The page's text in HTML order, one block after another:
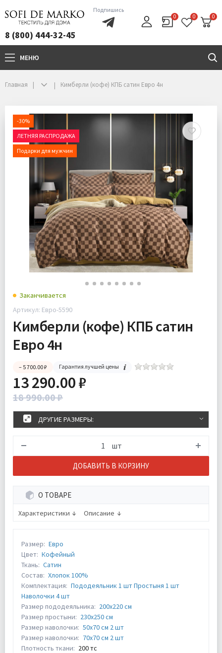
8 (800) 444-32-45
Подпишись
0 0 0
МЕНЮ
Главная Кимберли (кофе) КПБ сатин Евро 4н
-30%
ЛЕТНЯЯ РАСПРОДАЖА
Подарки для мужчин
Заканчивается
Артикул: Евро-5590
Кимберли (кофе) КПБ сатин
Евро 4н
– 5 700.00 ₽ Гарантия лучшей цены
13 290.00 ₽
18 990.00 ₽
ДРУГИЕ РАЗМЕРЫ:
шт
ДОБАВИТЬ В КОРЗИНУ
О ТОВАРЕ
Характеристики Описание
Размер: Евро
Цвет: Кофейный
Ткань: Сатин
Состав: Хлопок 100%
Комплектация: Пододеяльник 1 шт Простыня 1 шт
Наволочки 4 шт
Размер пододеяльника: 200х220 см
Размер простыни: 230х250 см
Размер наволочки: 50х70 см 2 шт
Размер наволочки: 70х70 см 2 шт
Плотность ткани: 200 тс